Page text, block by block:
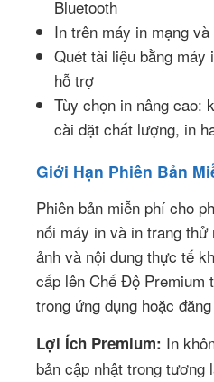
Bluetooth
In trên máy in mạng
Quét tài liệu bằng máy
hỗ trợ
Tùy chọn in nâng cao:
cài đặt chất lượng, in
Giới Hạn Phiên Bản
Phiên bản miễn phí cho
nối máy in và in trang
ảnh và nội dung thực tế
cấp lên Chế Độ Premium
trong ứng dụng hoặc
Lợi Ích Premium: In
bản cập nhật trong tương